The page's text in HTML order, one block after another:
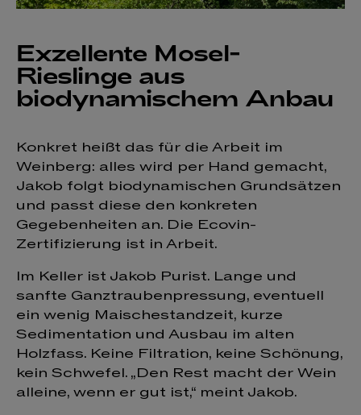
Exzellente Mosel-
Rieslinge aus
biodynamischem Anbau
Konkret heißt das für die Arbeit im
Weinberg: alles wird per Hand gemacht,
Jakob folgt biodynamischen Grundsätzen
und passt diese den konkreten
Gegebenheiten an. Die Ecovin-
Zertifizierung ist in Arbeit.
Im Keller ist Jakob Purist. Lange und
sanfte Ganztraubenpressung, eventuell
ein wenig Maischestandzeit, kurze
Sedimentation und Ausbau im alten
Holzfass. Keine Filtration, keine Schönung,
kein Schwefel. „Den Rest macht der Wein
alleine, wenn er gut ist,“ meint Jakob.